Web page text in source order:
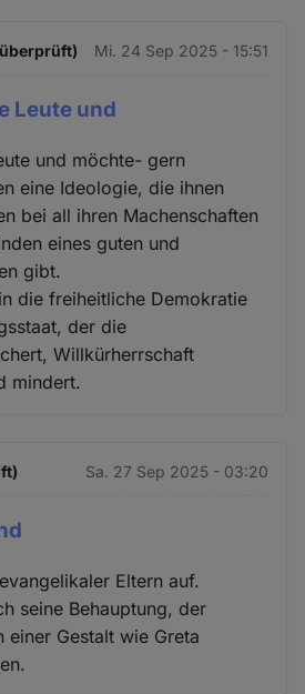
Mi. 24 Sep 2025 - 15:51
Leute und
und möchte- gern
eine Ideologie, die ihnen
bei all ihren Machenschaften
eines guten und
gibt.
die freiheitliche Demokratie
der die
Willkürherrschaft
mindert.
Sa. 27 Sep 2025 - 03:20
Eltern auf.
seine Behauptung, der
einer Gestalt wie Greta